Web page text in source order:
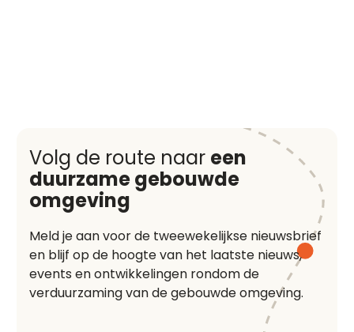
Volg de route naar een
duurzame gebouwde
omgeving
Meld je aan voor de tweewekelijkse nieuwsbrief
en blijf op de hoogte van het laatste nieuws,
events en ontwikkelingen rondom de
verduurzaming van de gebouwde omgeving.